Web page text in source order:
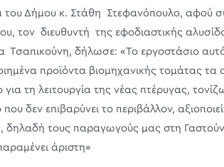
Δήμου κ. Στάθη Στεφανόπουλο, αφού
τον διευθυντή της εφοδιαστικής
Τσαπικούνη, δήλωσε: «Το εργοστάσιο
προϊόντα βιομηχανικής τομάτας τα
τη λειτουργία της νέας πτέρυγας,
δεν επιβαρύνει το περιβάλλον,
δηλαδή τους παραγωγούς μας στη
άριστη»